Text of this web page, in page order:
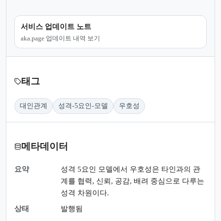
서비스 업데이트 노트
aka.page 업데이트 내역 보기
태그
대인관계 성격-5요인-모델 우호성
메타데이터
요약
성격 5요인 모델에서 우호성은 타인과의 관
계를 협력, 신뢰, 공감, 배려 중심으로 다루는
성격 차원이다.
상태
발행됨